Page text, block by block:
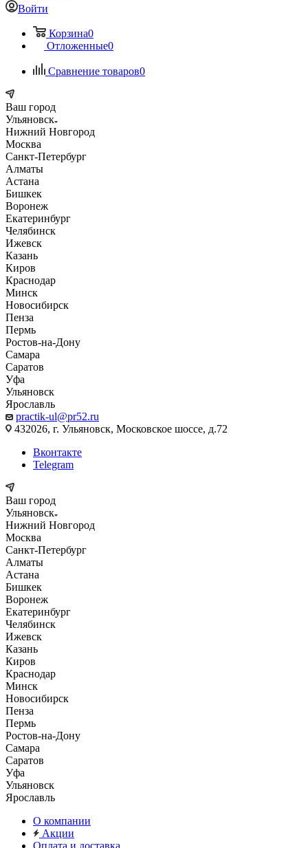
Войти
Корзина0
Отложенные0
Сравнение товаров0
Ваш город
Ульяновск
Нижний Новгород
Москва
Санкт-Петербург
Алматы
Астана
Бишкек
Воронеж
Екатеринбург
Челябинск
Ижевск
Казань
Киров
Краснодар
Минск
Новосибирск
Пенза
Пермь
Ростов-на-Дону
Самара
Саратов
Уфа
Ульяновск
Ярославль
practik-ul@pr52.ru
432026, г. Ульяновск, Московское шоссе, д.72
Вконтакте
Telegram
Ваш город
Ульяновск
Нижний Новгород
Москва
Санкт-Петербург
Алматы
Астана
Бишкек
Воронеж
Екатеринбург
Челябинск
Ижевск
Казань
Киров
Краснодар
Минск
Новосибирск
Пенза
Пермь
Ростов-на-Дону
Самара
Саратов
Уфа
Ульяновск
Ярославль
О компании
Акции
Оплата и доставка